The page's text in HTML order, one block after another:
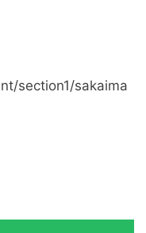
section1/sakaima